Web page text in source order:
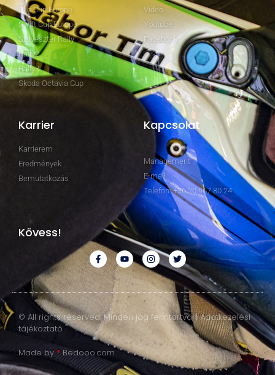
Clio Cup Europe
Swift Cup Europe
Szilveszter Rally
Rally2
Rally3
Skoda Octavia Cup
Video
Youtube
Facebook
Karrier
Karrierem
Eredmények
Bemutatkozás
Kapcsolat
Management
E-mail
Telefon: +36 20 967 80 24
Kövess!
© All rights reserved. Minden jog fenntartva. | Adatkezelési
tájékoztató
Made by *Bedooo.com